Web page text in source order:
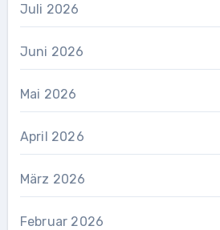
Juli 2026
Juni 2026
Mai 2026
April 2026
März 2026
Februar 2026